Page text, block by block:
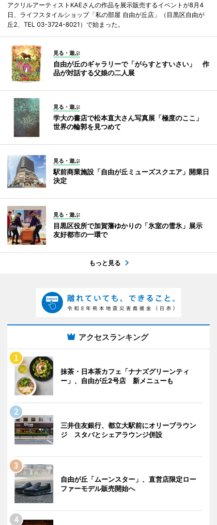
アクリルアーティストKAEさんの作品を展示販売するイベントが8月4
日、ライフスタイルショップ「私の部屋 自由が丘店」（目黒区自由が
丘2、TEL 03-3724-8021）で始まった。
見る・遊ぶ
自由が丘のギャラリーで「がらすとすいさい」 作
品が対話する父娘の二人展
見る・遊ぶ
学大の書店で松本直大さん写真展「極度のここ」
世界の輪郭を見つめて
見る・遊ぶ
駅前商業施設「自由が丘ミューズスクエア」開業日
決定
見る・遊ぶ
目黒区役所で加賀藩ゆかりの「氷室の雪氷」展示
友好都市の一環で
もっと見る
アクセスランキング
抹茶・日本茶カフェ「ナナズグリーンティ
ー」、自由が丘2号店 新メニューも
三井住友銀行、都立大駅前にオリーブラウン
ジ スタバとシェアラウンジ併設
自由が丘「ムーンスター」、直営店限定ロー
ファーモデル販売開始へ